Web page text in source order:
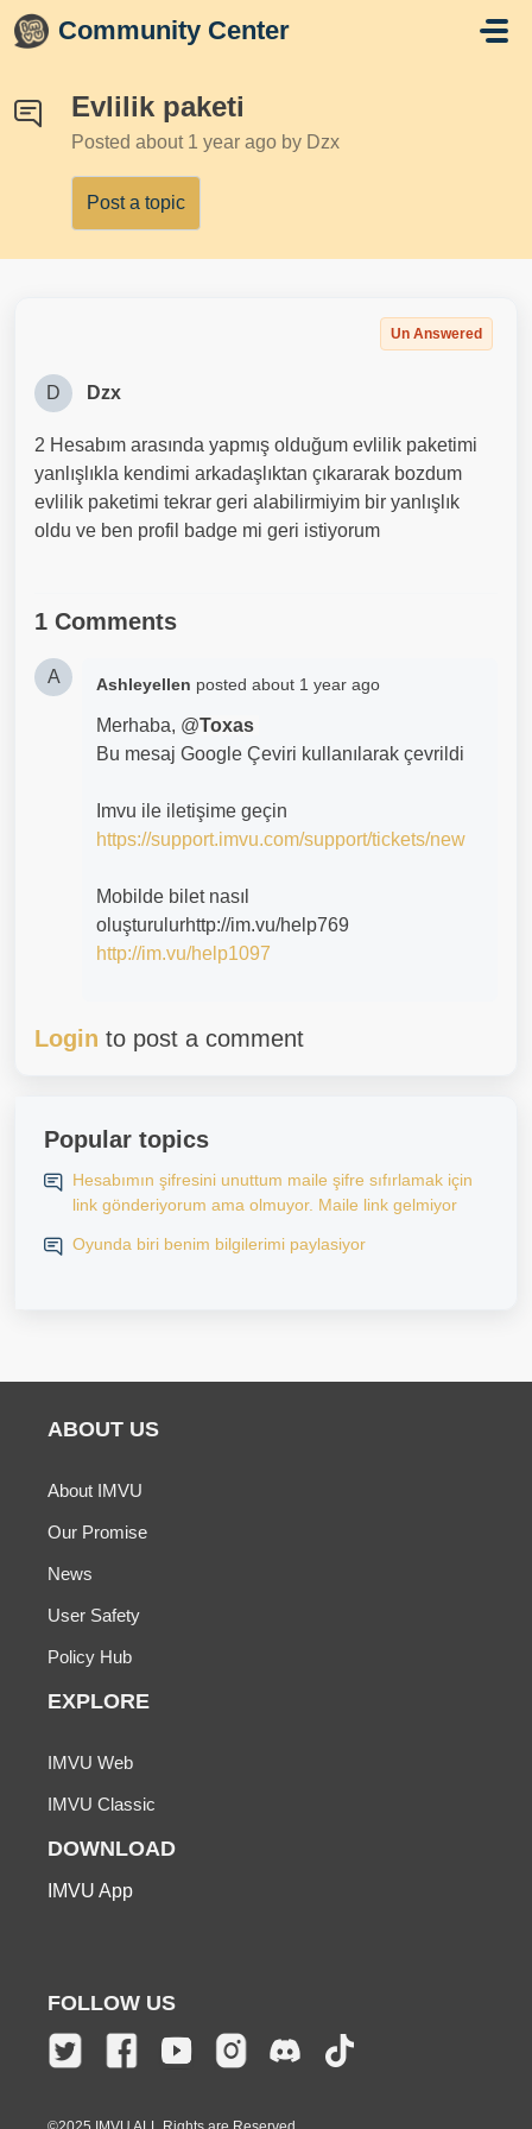
Skip to main content
Community Center
Evlilik paketi
Posted about 1 year ago by Dzx
Post a topic
Un Answered
D Dzx
2 Hesabım arasında yapmış olduğum evlilik paketimi
yanlışlıkla kendimi arkadaşlıktan çıkararak bozdum
evlilik paketimi tekrar geri alabilirmiyim bir yanlışlık
oldu ve ben profil badge mi geri istiyorum
1 Comments
A Ashleyellen posted about 1 year ago
Merhaba, @Toxas
Bu mesaj Google Çeviri kullanılarak çevrildi
Imvu ile iletişime geçin
https://support.imvu.com/support/tickets/new
Mobilde bilet nasıl
oluşturulurhttp://im.vu/help769
http://im.vu/help1097
Login to post a comment
Popular topics
Hesabımın şifresini unuttum maile şifre sıfırlamak için
link gönderiyorum ama olmuyor. Maile link gelmiyor
Oyunda biri benim bilgilerimi paylasiyor
ABOUT US
About IMVU
Our Promise
News
User Safety
Policy Hub
EXPLORE
IMVU Web
IMVU Classic
DOWNLOAD
IMVU App
FOLLOW US